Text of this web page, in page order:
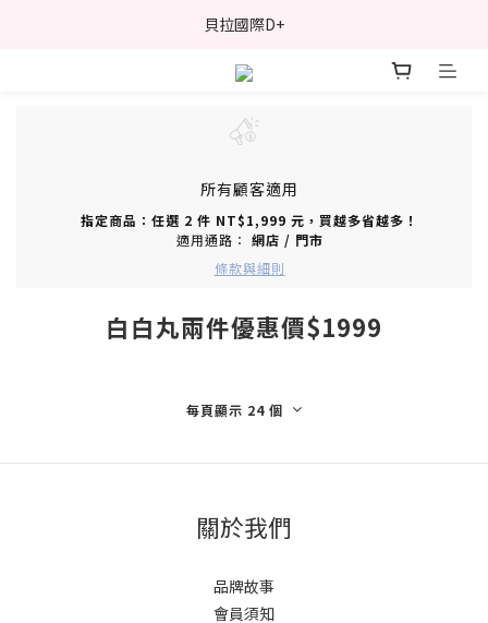
貝拉國際D+
所有顧客適用
指定商品：任選 2 件 NT$1,999 元，買越多省越多！
適用通路： 網店 / 門市
條款與細則
白白丸兩件優惠價$1999
每頁顯示 24 個
關於我們
品牌故事
會員須知